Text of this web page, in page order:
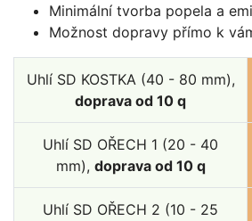
Minimální tvorba popela a
Možnost dopravy přímo k
Uhlí SD KOSTKA (40 - 80 mm),
doprava od 10 q
Uhlí SD OŘECH 1 (20 - 40
mm), doprava od 10 q
Uhlí SD OŘECH 2 (10 - 25